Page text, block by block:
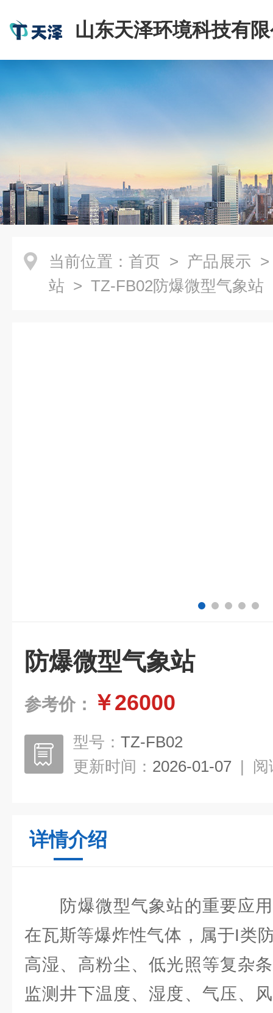
山东天泽环境科技有
当前位置： 首页 > 产品展示
站 > TZ-FB02防爆微型气象站
防爆微型气象站
参考价： ￥26000
型号： TZ-FB02
更新时间： 2026-01-07 | 阅
详情介绍
防爆微型气象站的重要应用
在瓦斯等爆炸性气体，属于I类
高湿、高粉尘、低光照等复杂
监测井下温度、湿度、气压、